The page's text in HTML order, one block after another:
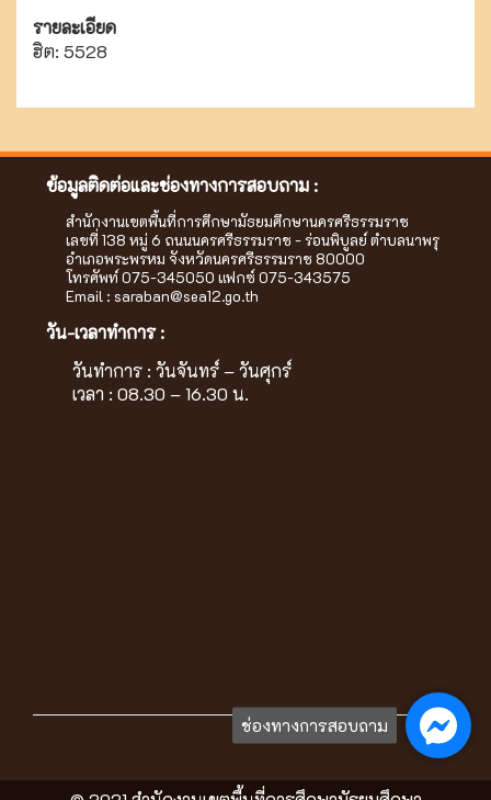
ช่องทางการสอบถาม
รายละเอียด
ฮิต: 5528
ข้อมูลติดต่อและช่องทางการสอบถาม :
สำนักงานเขตพื้นที่การศึกษามัธยมศึกษานครศรีธรรมราช
เลขที่ 138 หมู่ 6 ถนนนครศรีธรรมราช - ร่อนพิบูลย์ ตำบลนาพรุ
อำเภอพระพรหม จังหวัดนครศรีธรรมราช 80000
โทรศัพท์ 075-345050 แฟกซ์ 075-343575
Email : saraban@sea12.go.th
วัน-เวลาทำการ :
วันทำการ : วันจันทร์ – วันศุกร์
เวลา : 08.30 – 16.30 น.